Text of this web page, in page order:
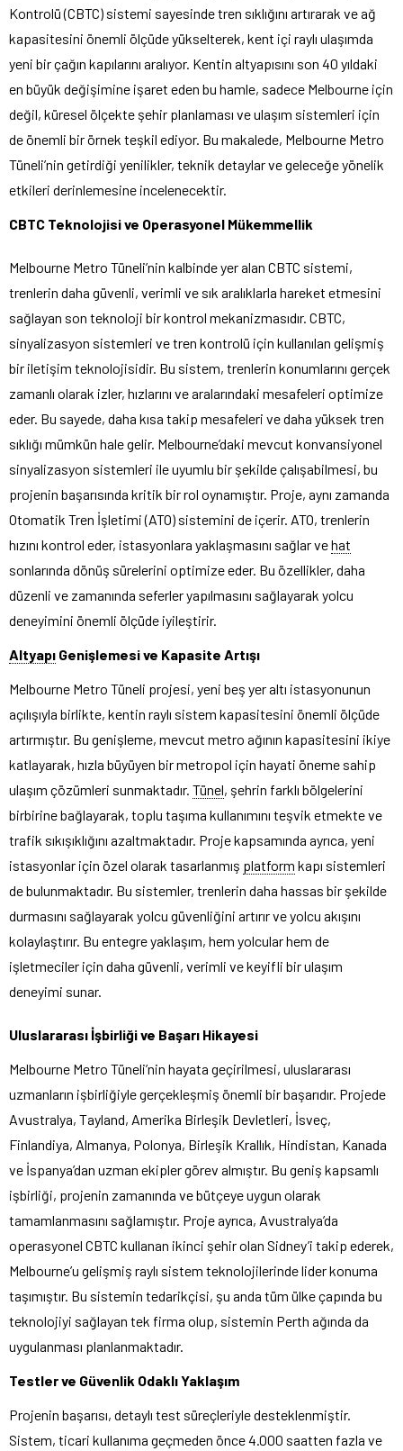
Kontrolü (CBTC) sistemi sayesinde tren sıklığını artırarak ve ağ
kapasitesini önemli ölçüde yükselterek, kent içi raylı ulaşımda
yeni bir çağın kapılarını aralıyor. Kentin altyapısını son 40 yıldaki
en büyük değişimine işaret eden bu hamle, sadece Melbourne için
değil, küresel ölçekte şehir planlaması ve ulaşım sistemleri için
de önemli bir örnek teşkil ediyor. Bu makalede, Melbourne Metro
Tüneli’nin getirdiği yenilikler, teknik detaylar ve geleceğe yönelik
etkileri derinlemesine incelenecektir.
CBTC Teknolojisi ve Operasyonel Mükemmellik
Melbourne Metro Tüneli’nin kalbinde yer alan CBTC sistemi,
trenlerin daha güvenli, verimli ve sık aralıklarla hareket etmesini
sağlayan son teknoloji bir kontrol mekanizmasıdır. CBTC,
sinyalizasyon sistemleri ve tren kontrolü için kullanılan gelişmiş
bir iletişim teknolojisidir. Bu sistem, trenlerin konumlarını gerçek
zamanlı olarak izler, hızlarını ve aralarındaki mesafeleri optimize
eder. Bu sayede, daha kısa takip mesafeleri ve daha yüksek tren
sıklığı mümkün hale gelir. Melbourne’daki mevcut konvansiyonel
sinyalizasyon sistemleri ile uyumlu bir şekilde çalışabilmesi, bu
projenin başarısında kritik bir rol oynamıştır. Proje, aynı zamanda
Otomatik Tren İşletimi (ATO) sistemini de içerir. ATO, trenlerin
hızını kontrol eder, istasyonlara yaklaşmasını sağlar vehat
sonlarında dönüş sürelerini optimize eder. Bu özellikler, daha
düzenli ve zamanında seferler yapılmasını sağlayarak yolcu
deneyimini önemli ölçüde iyileştirir.
Altyapı Genişlemesi ve Kapasite Artışı
Melbourne Metro Tüneli projesi, yeni beş yer altı istasyonunun
açılışıyla birlikte, kentin raylı sistem kapasitesini önemli ölçüde
artırmıştır. Bu genişleme, mevcut metro ağının kapasitesini ikiye
katlayarak, hızla büyüyen bir metropol için hayati öneme sahip
ulaşım çözümleri sunmaktadır. Tünel, şehrin farklı bölgelerini
birbirine bağlayarak, toplu taşıma kullanımını teşvik etmekte ve
trafik sıkışıklığını azaltmaktadır. Proje kapsamında ayrıca, yeni
istasyonlar için özel olarak tasarlanmış platform kapı sistemleri
de bulunmaktadır. Bu sistemler, trenlerin daha hassas bir şekilde
durmasını sağlayarak yolcu güvenliğini artırır ve yolcu akışını
kolaylaştırır. Bu entegre yaklaşım, hem yolcular hem de
işletmeciler için daha güvenli, verimli ve keyifli bir ulaşım
deneyimi sunar.
Uluslararası İşbirliği ve Başarı Hikayesi
Melbourne Metro Tüneli’nin hayata geçirilmesi, uluslararası
uzmanların işbirliğiyle gerçekleşmiş önemli bir başarıdır. Projede
Avustralya, Tayland, Amerika Birleşik Devletleri, İsveç,
Finlandiya, Almanya, Polonya, Birleşik Krallık, Hindistan, Kanada
ve İspanya’dan uzman ekipler görev almıştır. Bu geniş kapsamlı
işbirliği, projenin zamanında ve bütçeye uygun olarak
tamamlanmasını sağlamıştır. Proje ayrıca, Avustralya’da
operasyonel CBTC kullanan ikinci şehir olan Sidney’i takip ederek,
Melbourne’u gelişmiş raylı sistem teknolojilerinde lider konuma
taşımıştır. Bu sistemin tedarikçisi, şu anda tüm ülke çapında bu
teknolojiyi sağlayan tek firma olup, sistemin Perth ağında da
uygulanması planlanmaktadır.
Testler ve Güvenlik Odaklı Yaklaşım
Projenin başarısı, detaylı test süreçleriyle desteklenmiştir.
Sistem, ticari kullanıma geçmeden önce 4.000 saatten fazla ve